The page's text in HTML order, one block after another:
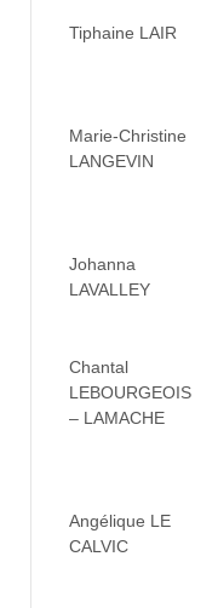
Tiphaine LAIR
Marie-Christine
LANGEVIN
Johanna
LAVALLEY
Chantal
LEBOURGEOIS
– LAMACHE
Angélique LE
CALVIC